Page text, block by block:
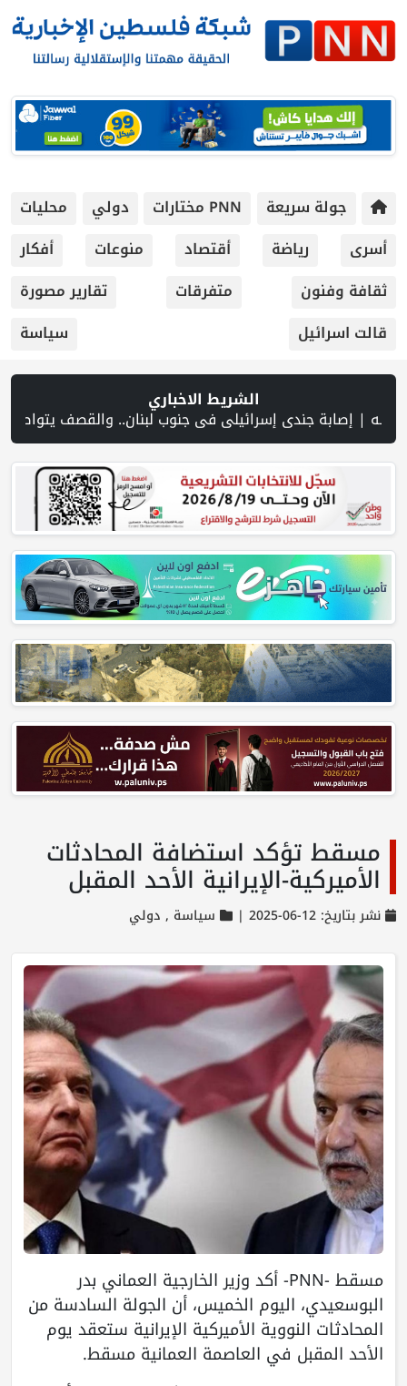
جولة سريعة PNN مختارات دولي
محليات
أسرى
رياضة أقتصاد منوعات
أفكار
ثقافة وفنون
متفرقات
تقارير مصورة
قالت اسرائيل
سياسة
الشريط الاخباري
الاحتلال قرية المغير شمال شرق رام الله | منظمة التحرير: منظمة إسرائيلية توفر دعمًا للمستوطنين المتهمين بجرائم
مسقط تؤكد استضافة المحادثات
الأميركية-الإيرانية الأحد المقبل
نشر بتاريخ: 12-06-2025 | سياسة , دولي
مسقط -PNN- أكد وزير الخارجية العماني بدر
البوسعيدي، اليوم الخميس، أن الجولة السادسة من
المحادثات النووية الأميركية الإيرانية ستعقد يوم
الأحد المقبل في العاصمة العمانية مسقط.